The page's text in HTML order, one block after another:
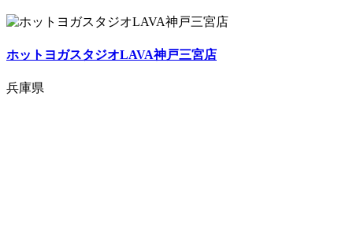
ホットヨガスタジオLAVA神戸三宮店
兵庫県